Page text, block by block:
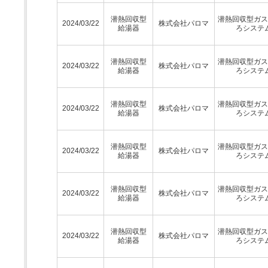
2024/03/22
潜熱回収型
給湯器
株式会社パロマ
潜熱回収型ガ
ろシステ
2024/03/22
潜熱回収型
給湯器
株式会社パロマ
潜熱回収型ガ
ろシステ
2024/03/22
潜熱回収型
給湯器
株式会社パロマ
潜熱回収型ガ
ろシステ
2024/03/22
潜熱回収型
給湯器
株式会社パロマ
潜熱回収型ガ
ろシステ
2024/03/22
潜熱回収型
給湯器
株式会社パロマ
潜熱回収型ガ
ろシステ
2024/03/22
潜熱回収型
給湯器
株式会社パロマ
潜熱回収型ガ
ろシステ